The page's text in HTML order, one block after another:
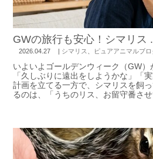
GWの旅行も安心！シマリス
2026.04.27 | シマリス ピュアアニマルブロ
いよいよゴールデンウィーク（GW）
「久しぶりに遠出をしようかな」「
計画を立てる一方で、シマリスを飼
るのは、「うちのリス、お留守番さ